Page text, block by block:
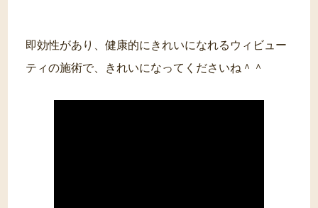
即効性があり、健康的にきれいになれるウィビュー
ティの施術で、きれいになってくださいね＾＾